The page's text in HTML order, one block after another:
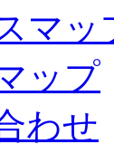
マッ
ップ
わせ